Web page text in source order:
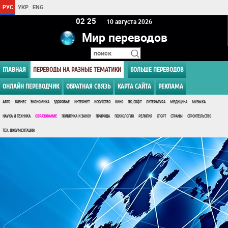
РУС УКР ENG
02:25 10 августа 2026
Мир переводов
ГЛАВНАЯ ПЕРЕВОДЫ НА РАЗНЫЕ ТЕМАТИКИ БОЛЬШЕ ПЕРЕВОДОВ
ОНЛАЙН ПЕРЕВОДЧИК ОБРАТНАЯ СВЯЗЬ КАРТА САЙТА РЕКЛАМА
АВТО БИЗНЕС ЭКОНОМИКА ЗДОРОВЬЕ ИНТЕРНЕТ ИСКУССТВО КИНО ПК, СОФТ ЛИТЕРАТУРА МЕДИЦИНА МУЗЫКА
НАУКА И ТЕХНИКА ОБРАЗОВАНИЕ ПОЛИТИКА И ЗАКОН ПРИРОДА ПСИХОЛОГИЯ РЕЛИГИЯ СПОРТ СТРАНЫ СТРОИТЕЛЬСТВО
ТЕХ. ДОКУМЕНТАЦИЯ